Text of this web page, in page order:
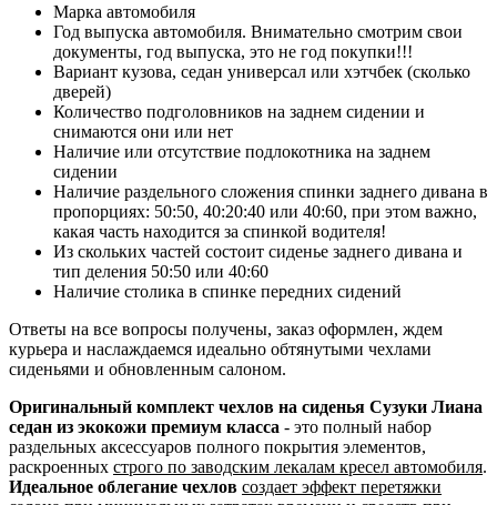
Марка автомобиля
Год выпуска автомобиля. Внимательно смотрим свои
документы, год выпуска, это не год покупки!!!
Вариант кузова, седан универсал или хэтчбек (сколько
дверей)
Количество подголовников на заднем сидении и
снимаются они или нет
Наличие или отсутствие подлокотника на заднем
сидении
Наличие раздельного сложения спинки заднего дивана в
пропорциях: 50:50, 40:20:40 или 40:60, при этом важно,
какая часть находится за спинкой водителя!
Из скольких частей состоит сиденье заднего дивана и
тип деления 50:50 или 40:60
Наличие столика в спинке передних сидений
Ответы на все вопросы получены, заказ оформлен, ждем
курьера и наслаждаемся идеально обтянутыми чехлами
сиденьями и обновленным салоном.
Оригинальный комплект чехлов на сиденья Сузуки Лиана
седан из экокожи премиум класса - это полный набор
раздельных аксессуаров полного покрытия элементов,
раскроенных строго по заводским лекалам кресел автомобиля.
Идеальное облегание чехлов создает эффект перетяжки